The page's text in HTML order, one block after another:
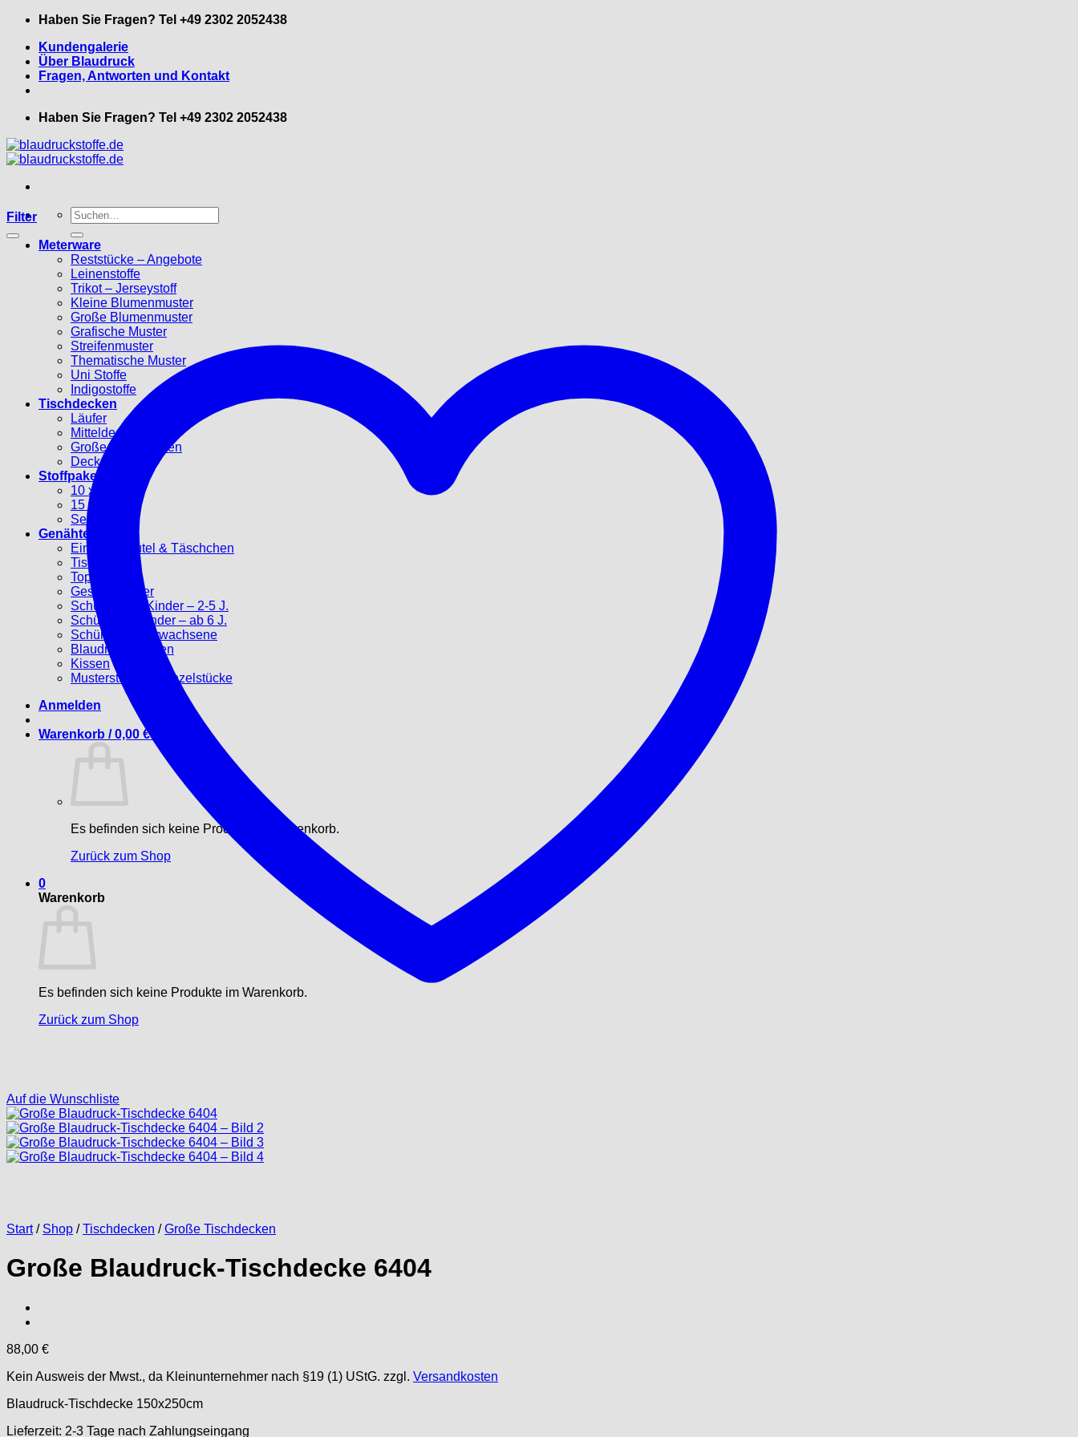
Zum
springen
Haben Sie Fragen? Tel +49 2302 2052438
Kundengalerie
Über Blaudruck
Fragen, Antworten und Kontakt
Haben Sie Fragen? Tel +49 2302 2052438
Suche
nach:
Meterware
Reststücke – Angebote
Leinenstoffe
Trikot – Jerseystoff
Kleine Blumenmuster
Große Blumenmuster
Grafische Muster
Streifenmuster
Thematische Muster
Uni Stoffe
Indigostoffe
Tischdecken
Läufer
Mitteldecken
Große Tischdecken
Deckchen
Stoffpakete
10 x 10 cm
15 x 15 cm
Sechsecke
Genähtes
Einkaufsbeutel & Täschchen
Tischsets
Topflappen
Geschirrtücher
Schürzen für Kinder – 2-5 J.
Schürzen f. Kinder – ab 6 J.
Schürzen für Erwachsene
Blaudruck-Herzen
Kissen
Musterstücke – Einzelstücke
Anmelden
Warenkorb /0,00 €
Es befinden sich keine Produkte im Warenkorb.
Zurück zum Shop
0
Warenkorb
Es befinden sich keine Produkte im Warenkorb.
Zurück zum Shop
Filter
Auf die Wunschliste
Start / Shop / Tischdecken / Große Tischdecken
Große Blaudruck-Tischdecke 6404
88,00 €
Kein Ausweis der Mwst., da Kleinunternehmer nach §19 (1) UStG. zzgl. Versandkosten
Blaudruck-Tischdecke 150x250cm
Lieferzeit: 2-3 Tage nach Zahlungseingang